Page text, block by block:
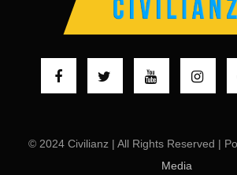
© 2024 Civilianz | All Rights Reserved |
Media